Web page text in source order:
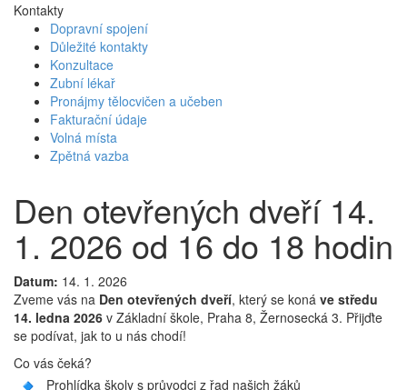
Kontakty
Dopravní spojení
Důležité kontakty
Konzultace
Zubní lékař
Pronájmy tělocvičen a učeben
Fakturační údaje
Volná místa
Zpětná vazba
Den otevřených dveří 14.
1. 2026 od 16 do 18 hodin
Datum: 14. 1. 2026
Zveme vás na Den otevřených dveří, který se koná ve středu
14. ledna 2026 v Základní škole, Praha 8, Žernosecká 3. Přijďte
se podívat, jak to u nás chodí!
Co vás čeká?
Prohlídka školy s průvodci z řad našich žáků